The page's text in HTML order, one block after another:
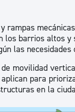
rampas
los barrios altos y
las
movilidad
para
en la